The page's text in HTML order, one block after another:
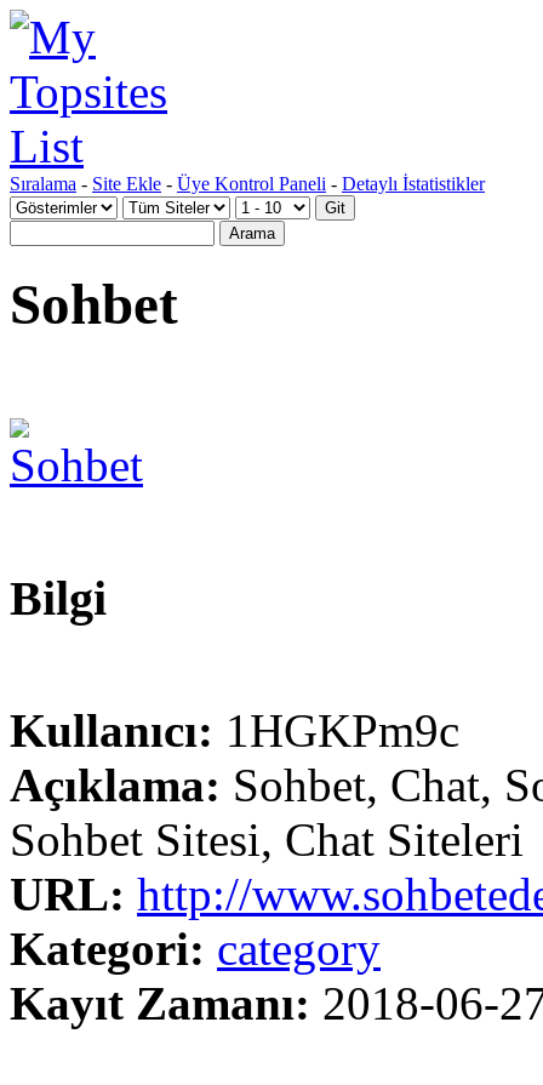
Sıralama - Site Ekle - Üye Kontrol Paneli - Detaylı İstatistikler
Sohbet
Bilgi
Kullanıcı: 1HGKPm9c
Açıklama: Sohbet, Chat,
Sohbet Sitesi, Chat Siteleri
URL: http://
Kategori: category
Kayıt Zamanı: 2018-06-